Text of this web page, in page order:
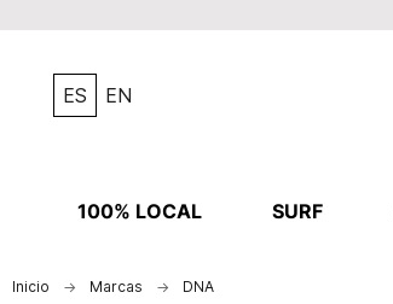
ES EN
100% LOCAL SURF
Inicio Marcas DNA